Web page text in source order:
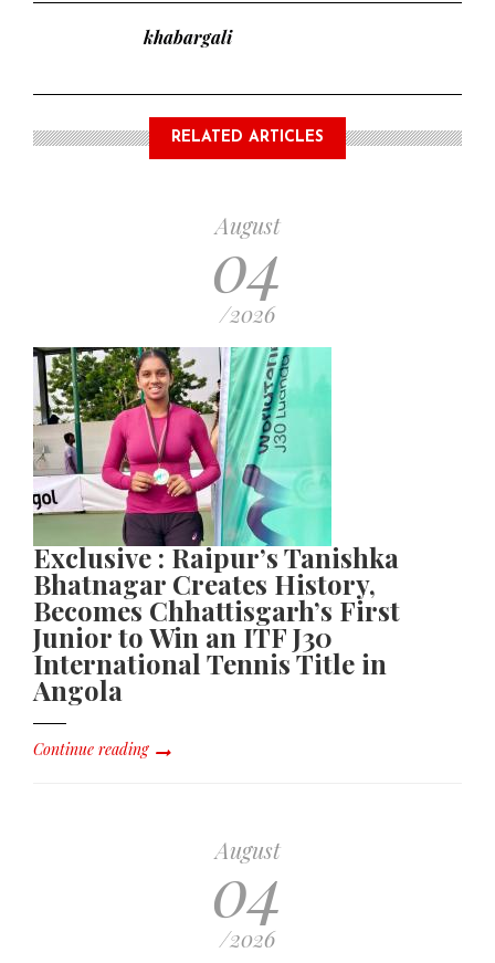
khabargali
RELATED ARTICLES
August
04
/2026
Exclusive : Raipur’s Tanishka
Bhatnagar Creates History,
Becomes Chhattisgarh’s First
Junior to Win an ITF J30
International Tennis Title in
Angola
Continue reading
August
04
/2026